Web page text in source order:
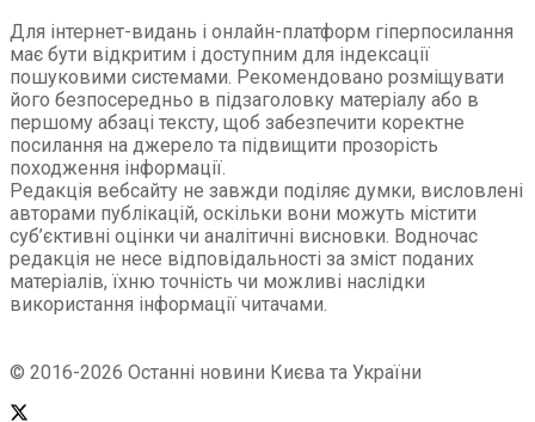
Для інтернет-видань і онлайн-платформ гіперпосилання
має бути відкритим і доступним для індексації
пошуковими системами. Рекомендовано розміщувати
його безпосередньо в підзаголовку матеріалу або в
першому абзаці тексту, щоб забезпечити коректне
посилання на джерело та підвищити прозорість
походження інформації.
Редакція вебсайту не завжди поділяє думки, висловлені
авторами публікацій, оскільки вони можуть містити
суб’єктивні оцінки чи аналітичні висновки. Водночас
редакція не несе відповідальності за зміст поданих
матеріалів, їхню точність чи можливі наслідки
використання інформації читачами.
© 2016-2026 Останні новини Києва та України